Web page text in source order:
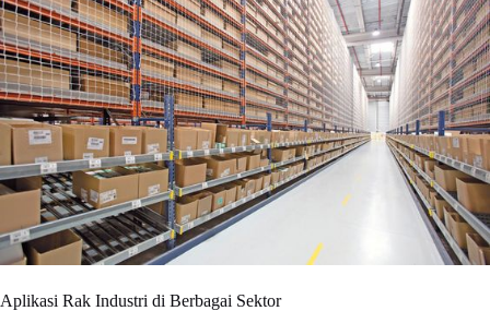
Aplikasi Rak Industri di Berbagai Sektor